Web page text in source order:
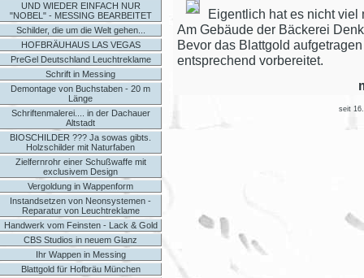
UND WIEDER EINFACH NUR
"NOBEL" - MESSING BEARBEITET
Schilder, die um die Welt gehen...
HOFBRÄUHAUS LAS VEGAS
PreGel Deutschland Leuchtreklame
Schrift in Messing
Demontage von Buchstaben - 20 m
Länge
Schriftenmalerei.... in der Dachauer
Altstadt
BIOSCHILDER ??? Ja sowas gibts.
Holzschilder mit Naturfaben
Zielfernrohr einer Schußwaffe mit
exclusivem Design
Vergoldung in Wappenform
Instandsetzen von Neonsystemen -
Reparatur von Leuchtreklame
Handwerk vom Feinsten - Lack & Gold
CBS Studios in neuem Glanz
Ihr Wappen in Messing
Blattgold für Hofbräu München
Eigentlich hat es nicht viel
Am Gebäude der Bäckerei
Bevor das Blattgold
entsprechend vorbereitet.
seit